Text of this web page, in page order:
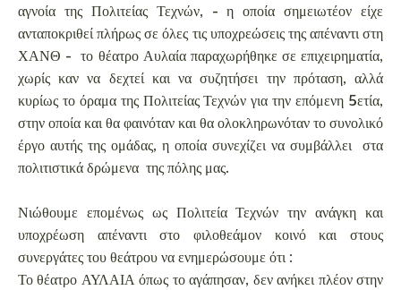
αγνοία της Πολιτείας Τεχνών, - η οποία σημειωτέον είχε
ανταποκριθεί πλήρως σε όλες τις υποχρεώσεις της απέναντι στη
ΧΑΝΘ - το θέατρο Αυλαία παραχωρήθηκε σε επιχειρηματία,
χωρίς καν να δεχτεί και να συζητήσει την πρόταση, αλλά
κυρίως το όραμα της Πολιτείας Τεχνών για την επόμενη 5ετία,
στην οποία και θα φαινόταν και θα ολοκληρωνόταν το συνολικό
έργο αυτής της ομάδας, η οποία συνεχίζει να συμβάλλει στα
πολιτιστικά δρώμενα της πόλης μας.
Νιώθουμε επομένως ως Πολιτεία Τεχνών την ανάγκη και
υποχρέωση απέναντι στο φιλοθεάμον κοινό και στους
συνεργάτες του θεάτρου να ενημερώσουμε ότι :
Το θέατρο ΑΥΛΑΙΑ όπως το αγάπησαν, δεν ανήκει πλέον στην